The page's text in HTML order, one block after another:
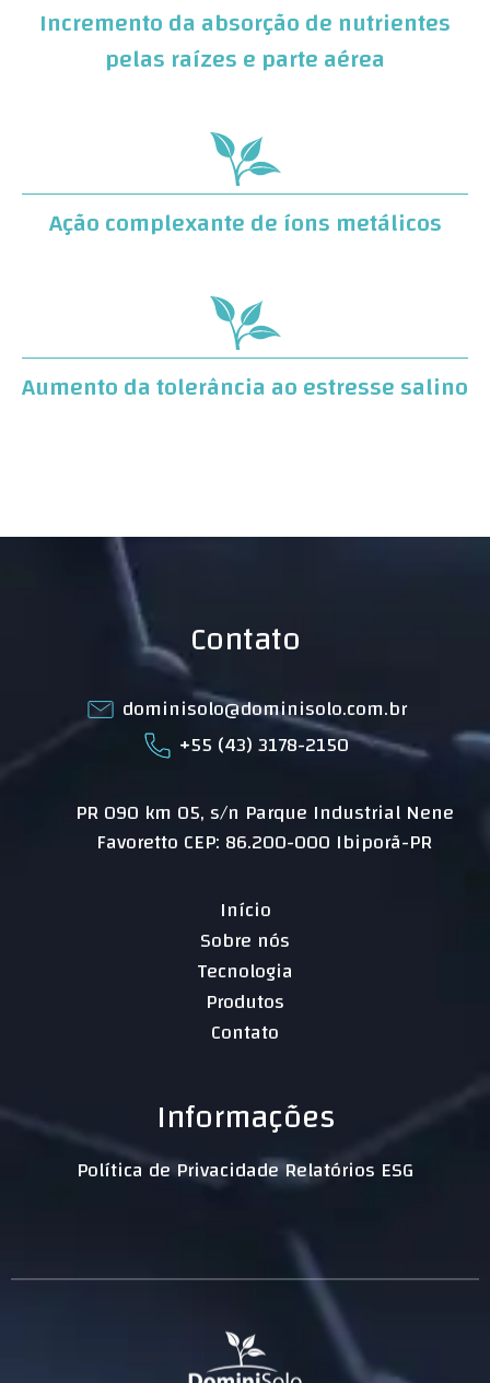
Incremento da absorção de nutrientes
pelas raízes e parte aérea
Ação complexante de íons metálicos
Aumento da tolerância ao estresse salino
Contato
dominisolo@dominisolo.com.br
+55 (43) 3178-2150
PR 090 km 05, s/n Parque Industrial Nene
Favoretto CEP: 86.200-000 Ibiporã-PR
Início
Sobre nós
Tecnologia
Produtos
Contato
Informações
Política de Privacidade Relatórios ESG